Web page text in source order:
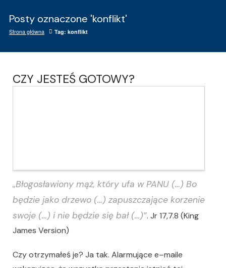
Posty oznaczone 'konflikt'
Strona główna Tag: konflikt
CZY JESTEŚ GOTOWY?
„Błogosławiony mąż, który ufa w PANU (…) Bo
będzie jako drzewo (…) zapuszczające korzenie
swoje (…) i nie będzie się bał (…)”. Jr 17,7.8 (King
James Version)
Czy otrzymałeś je? Ja tak. Alarmujące e–maile